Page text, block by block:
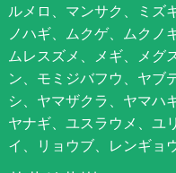
ルメロ、マンサク、ミズ
ノハギ、ムクゲ、ムクノ
ムレスズメ、メギ、メグ
ン、モミジバフウ、ヤブ
シ、ヤマザクラ、ヤマハ
ヤナギ、ユスラウメ、ユ
イ、リョウブ、レンギョ